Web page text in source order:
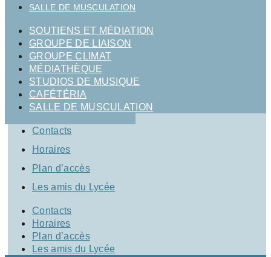
SALLE DE MUSCULATION
SOUTIENS ET MÉDIATION
GROUPE DE LIAISON
GROUPE CLIMAT
MÉDIATHÈQUE
STUDIOS DE MUSIQUE
CAFÉTÉRIA
SALLE DE MUSCULATION
Contacts
Horaires
Plan d’accès
Les amis du Lycée
Contacts
Horaires
Plan d’accès
Les amis du Lycée